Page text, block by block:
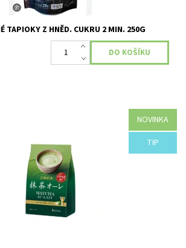
TAPIOKY Z HNĚD. CUKRU 2 MIN. 250G
NOVINKA
TIP
káva se sušeným zeleným čajem a sušeným